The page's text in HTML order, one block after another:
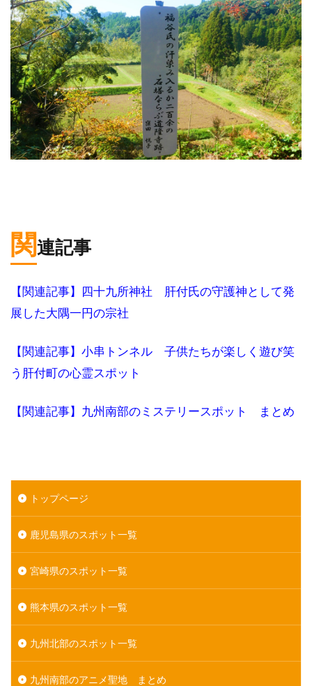
関連記事
【関連記事】四十九所神社 肝付氏の守護神として発
展した大隅一円の宗社
【関連記事】小串トンネル 子供たちが楽しく遊び笑
う肝付町の心霊スポット
【関連記事】九州南部のミステリースポット まとめ
トップページ
鹿児島県のスポット一覧
宮崎県のスポット一覧
熊本県のスポット一覧
九州北部のスポット一覧
九州南部のアニメ聖地 まとめ